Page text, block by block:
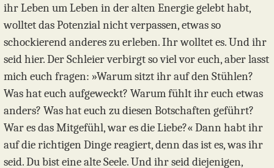
ihr Leben um Leben in der alten Energie gelebt habt,
wolltet das Potenzial nicht verpassen, etwas so
schockierend anderes zu erleben. Ihr wolltet es. Und ihr
seid hier. Der Schleier verbirgt so viel vor euch, aber lasst
mich euch fragen: »Warum sitzt ihr auf den Stühlen?
Was hat euch aufgeweckt? Warum fühlt ihr euch etwas
anders? Was hat euch zu diesen Botschaften geführt?
War es das Mitgefühl, war es die Liebe?« Dann habt ihr
auf die richtigen Dinge reagiert, denn das ist es, was ihr
seid. Du bist eine alte Seele. Und ihr seid diejenigen,